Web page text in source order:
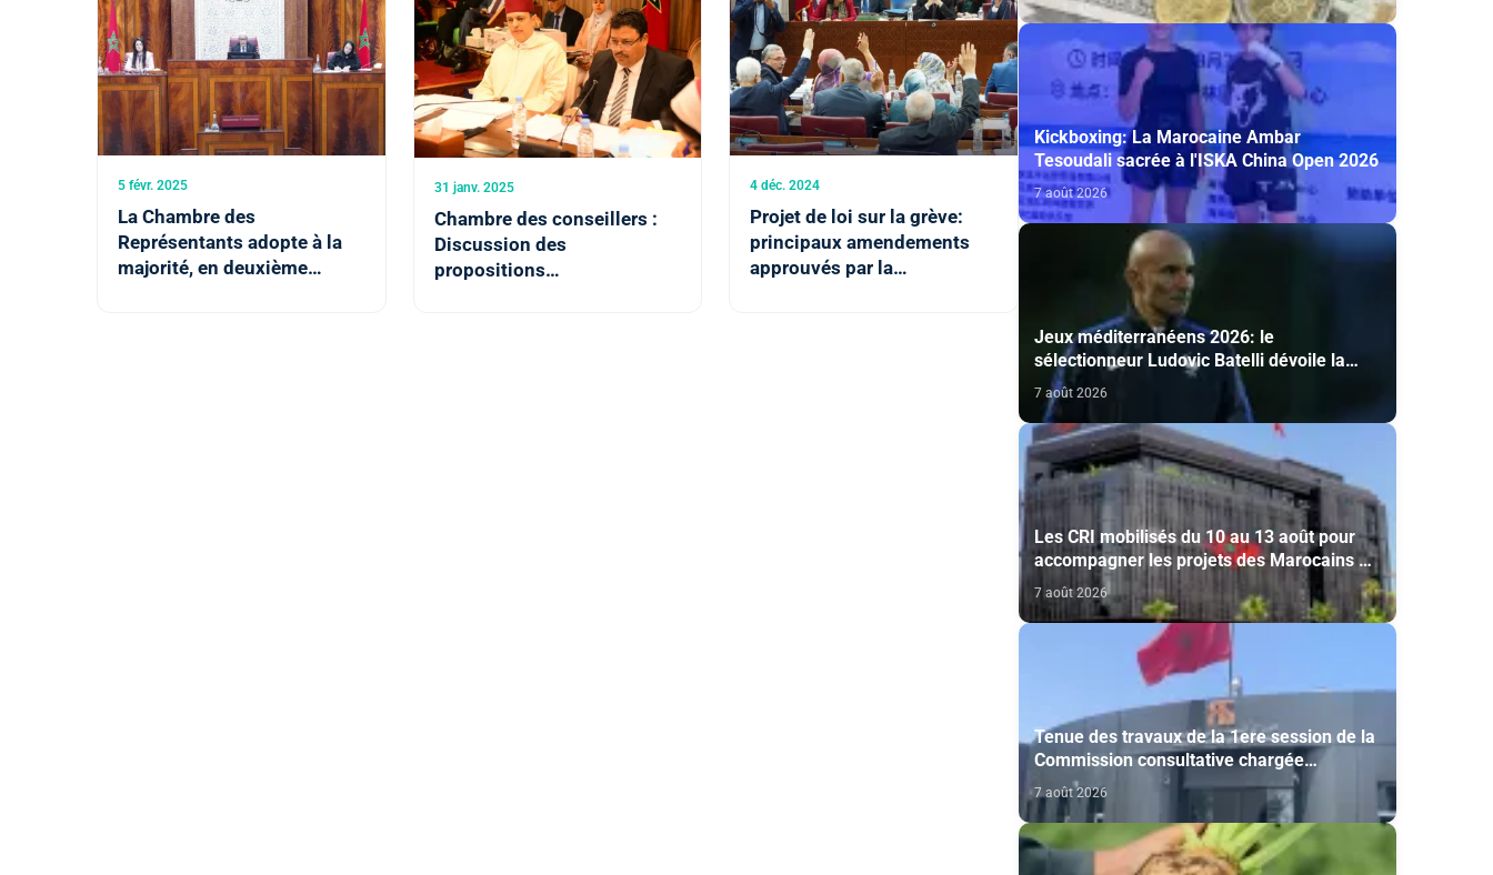
5 févr. 2025
La Chambre des
Représentants adopte à la
majorité, en deuxième
31 janv. 2025
Chambre des conseillers :
Discussion des
propositions
4 déc. 2024
Projet de loi sur la grève:
principaux amendements
approuvés par la
Kickboxing: La Marocaine Ambar
Tesoudali sacrée à l'ISKA China Open 2026
7 août 2026
Jeux méditerranéens 2026: le
sélectionneur Ludovic Batelli dévoile la
liste finale de l'équipe nationale U20
7 août 2026
Les CRI mobilisés du 10 au 13 août pour
accompagner les projets des Marocains du
Monde
7 août 2026
Tenue des travaux de la 1ere session de la
Commission consultative chargée
d’émettre un avis sur la délivrance de la
carte du professionnel du cinéma (CCM)
7 août 2026